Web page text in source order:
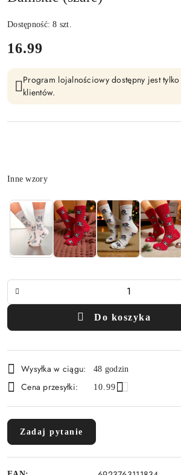
Dostępność:8 szt.
cena:
16.99
Program lojalnościowy dostępny jest
klientów.
Wariant
Inne wzory
Do koszyka
i
dostawa
Wysyłka w ciągu: 48 godzin
Cena przesyłki: 10.99
Zadaj pytanie